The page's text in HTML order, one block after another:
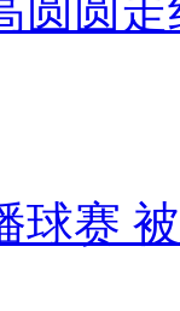
圆圆走
球赛